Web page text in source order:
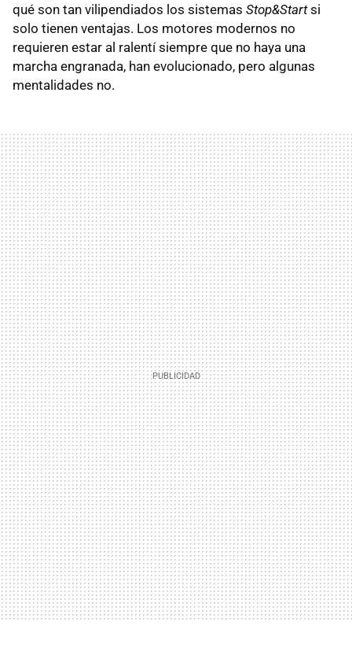
qué son tan vilipendiados los sistemas Stop&Startsi
solo tienen ventajas. Los motores modernos no
requieren estar al ralentí siempre que no haya una
marcha engranada, han evolucionado, pero algunas
mentalidades no.